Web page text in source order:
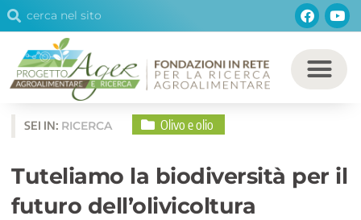
VaiCerca Cerca
SEI IN: RICERCA Olivo e olio
Tuteliamo la biodiversità per il
futuro dell’olivicoltura